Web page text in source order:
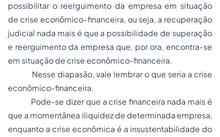
possibilitar o reerguimento da empresa em situação
de crise econômico-financeira, ou seja, a recuperação
judicial nada mais é que a possibilidade de superação
e reerguimento da empresa que, por ora, encontra-se
em situação de crise econômico-financeira.
Nesse diapasão, vale lembrar o que seria a crise
econômico-financeira.
Pode-se dizer que a crise financeira nada mais é
que a momentânea iliquidez de determinada empresa,
enquanto a crise econômica é a insustentabilidade do